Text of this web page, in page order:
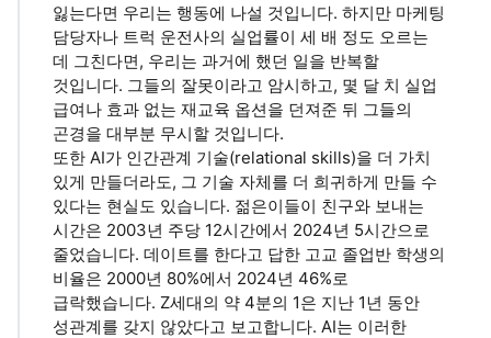
잃는다면 우리는 행동에 나설 것입니다. 하지만 마케팅
담당자나 트럭 운전사의 실업률이 세 배 정도 오르는
데 그친다면, 우리는 과거에 했던 일을 반복할
것입니다. 그들의 잘못이라고 암시하고, 몇 달 치 실업
급여나 효과 없는 재교육 옵션을 던져준 뒤 그들의
곤경을 대부분 무시할 것입니다.
또한 AI가 인간관계 기술(relational skills)을 더 가치
있게 만들더라도, 그 기술 자체를 더 희귀하게 만들 수
있다는 현실도 있습니다. 젊은이들이 친구와 보내는
시간은 2003년 주당 12시간에서 2024년 5시간으로
줄었습니다. 데이트를 한다고 답한 고교 졸업반 학생의
비율은 2000년 80%에서 2024년 46%로
급락했습니다. Z세대의 약 4분의 1은 지난 1년 동안
성관계를 갖지 않았다고 보고합니다. AI는 이러한